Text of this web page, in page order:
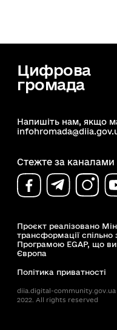
Пошук
Цифрова
громада
Напишіть нам, якщо
Стежте за
Проєкт реалізовано
трансформації
Програмою EGAP, що
Європа
Політика приватності
diia.digital-community.gov.ua
2022. All rights reserved